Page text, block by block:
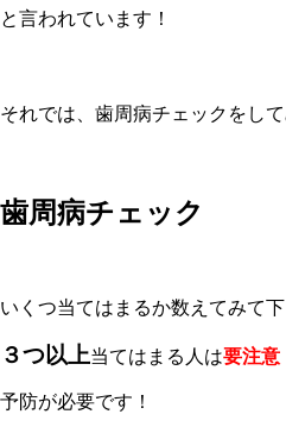
と言われています！
それでは、歯周病チェックをし
歯周病チェック
いくつ当てはまるか数えてみて
３つ以上当てはまる人は要注意
予防が必要です！